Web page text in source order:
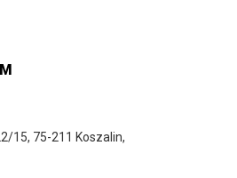
15, 75-211 Koszalin,